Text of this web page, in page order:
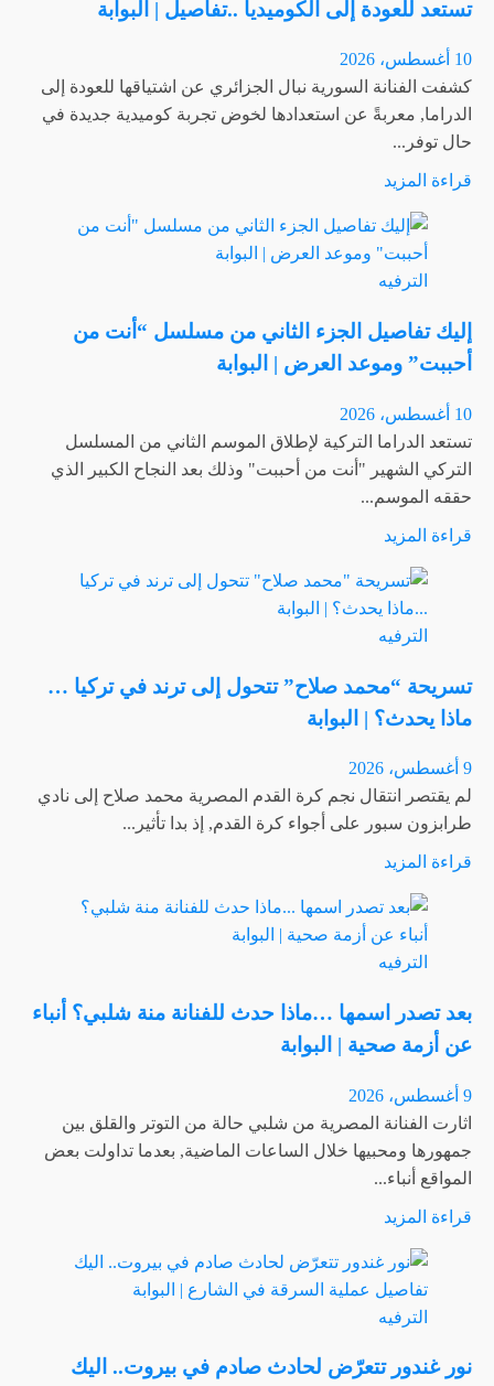
تستعد للعودة إلى الكوميديا ..تفاصيل | البوابة
10 أغسطس، 2026
كشفت الفنانة السورية نبال الجزائري عن اشتياقها للعودة إلى
الدراما, معربةً عن استعدادها لخوض تجربة كوميدية جديدة في
حال توفر...
قراءة المزيد
عن
بعد
نجاح
شخصيتها
بمسلسل
صبايا
الجزائري
تستعد
للعودة
..تفاصيل
|
البوابة
الترفيه
إليك تفاصيل الجزء الثاني من مسلسل “أنت من
أحببت” وموعد العرض | البوابة
10 أغسطس، 2026
تستعد الدراما التركية لإطلاق الموسم الثاني من المسلسل
التركي الشهير "أنت من أحببت" وذلك بعد النجاح الكبير الذي
حققه الموسم...
قراءة المزيد
عن
إليك
تفاصيل
الثاني
من
من
أحببت”
البوابة
الترفيه
تسريحة “محمد صلاح” تتحول إلى ترند في تركيا …
ماذا يحدث؟ | البوابة
9 أغسطس، 2026
لم يقتصر انتقال نجم كرة القدم المصرية محمد صلاح إلى نادي
طرابزون سبور على أجواء كرة القدم, إذ بدا تأثير...
قراءة المزيد
عن
تسريحة
“محمد
صلاح”
تتحول
إلى
تركيا
…
البوابة
الترفيه
بعد تصدر اسمها …ماذا حدث للفنانة منة شلبي؟ أنباء
عن أزمة صحية | البوابة
9 أغسطس، 2026
اثارت الفنانة المصرية من شلبي حالة من التوتر والقلق بين
جمهورها ومحبيها خلال الساعات الماضية, بعدما تداولت بعض
المواقع أنباء...
قراءة المزيد
عن
بعد
تصدرالترفيه
نور غندور تتعرّض لحادث صادم في بيروت.. اليك